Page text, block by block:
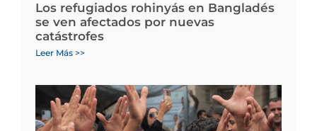
Los refugiados rohinyás en Bangladés
se ven afectados por nuevas
catástrofes
Leer Más >>